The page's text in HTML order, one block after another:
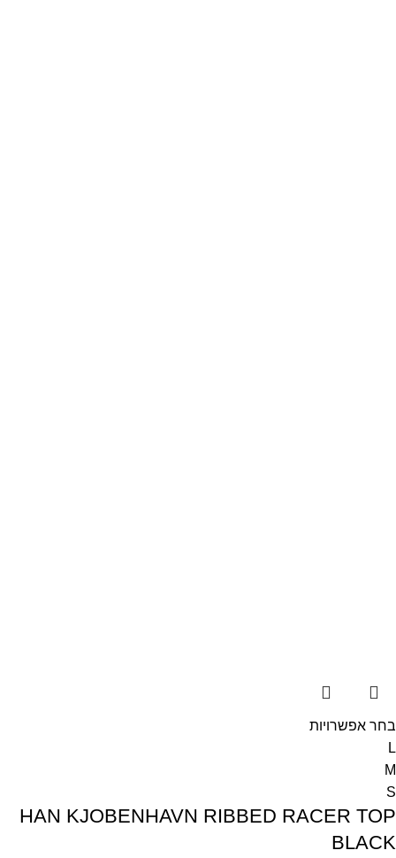
בחר אפשרויות
L
M
S
HAN KJOBENHAVN RIBBED RACER TOP
BLACK